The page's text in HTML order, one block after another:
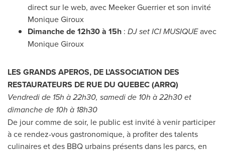
direct sur le web, avec Meeker Guerrieret son invité
Monique Giroux
Dimanche de12h30 à 15h : DJ setICI MUSIQUEavec
Monique Giroux
LES GRANDS APEROS, DE L'ASSOCIATION DES
RESTAURATEURS DE RUE DU QUEBEC (ARRQ)
Vendredi de 15h à 22h30, samedi de 10h à 22h30 et
dimanche de 10h à 18h30
De jour comme de soir, le public est invité à venir participer
à ce rendez-vous gastronomique, à profiter des talents
culinaires et des BBQ urbains présents dans les parcs, en